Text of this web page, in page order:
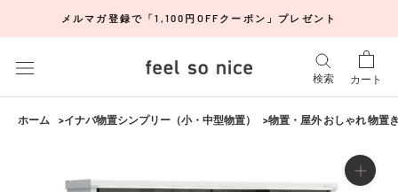
し
メルマガ登録で「1,100円OFFクーポン」プレゼント
検索 カート
ホーム イナバ物置シンプリー（小・中型物置） 物置・屋外 おしゃれ 物置